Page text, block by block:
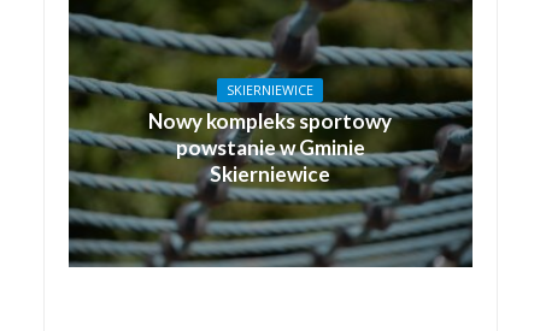
SKIERNIEWICE
Nowy kompleks sportowy
powstanie w Gminie
Skierniewice